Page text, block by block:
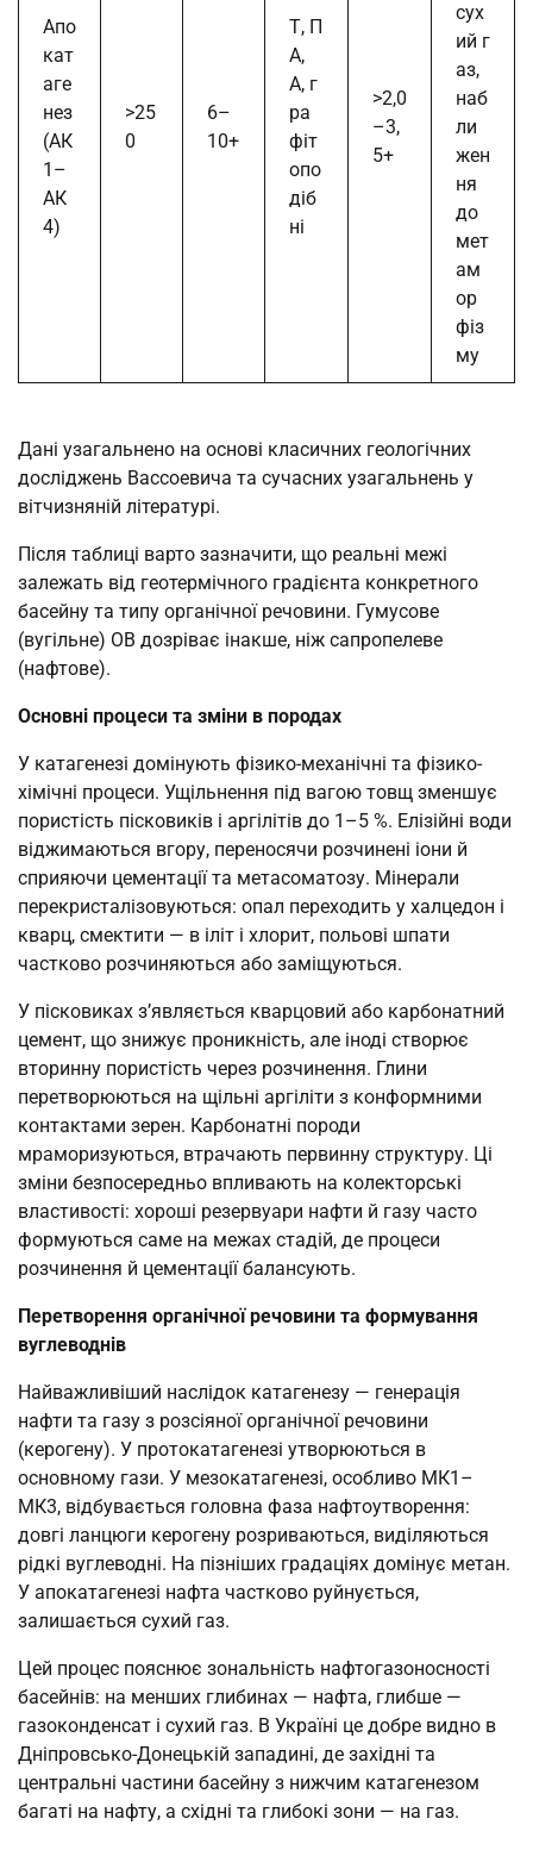
Апо
кат
аге
нез
(АК
1–
АК
4)
>25
0
6–
10+
Т, П
А,
А, г
ра
фіт
опо
діб
ні
>2,0
–3,
5+
сух
ий г
аз,
наб
ли
жен
ня
до
мет
ам
ор
фіз
му
Дані узагальнено на основі класичних геологічних
досліджень Вассоевича та сучасних узагальнень у
вітчизняній літературі.
Після таблиці варто зазначити, що реальні межі
залежать від геотермічного градієнта конкретного
басейну та типу органічної речовини. Гумусове
(вугільне) ОВ дозріває інакше, ніж сапропелеве
(нафтове).
Основні процеси та зміни в породах
У катагенезі домінують фізико-механічні та фізико-
хімічні процеси. Ущільнення під вагою товщ зменшує
пористість пісковиків і аргілітів до 1–5 %. Елізійні води
віджимаються вгору, переносячи розчинені іони й
сприяючи цементації та метасоматозу. Мінерали
перекристалізовуються: опал переходить у халцедон і
кварц, смектити — в іліт і хлорит, польові шпати
частково розчиняються або заміщуються.
У пісковиках з’являється кварцовий або карбонатний
цемент, що знижує проникність, але іноді створює
вторинну пористість через розчинення. Глини
перетворюються на щільні аргіліти з конформними
контактами зерен. Карбонатні породи
мраморизуються, втрачають первинну структуру. Ці
зміни безпосередньо впливають на колекторські
властивості: хороші резервуари нафти й газу часто
формуються саме на межах стадій, де процеси
розчинення й цементації балансують.
Перетворення органічної речовини та формування
вуглеводнів
Найважливіший наслідок катагенезу — генерація
нафти та газу з розсіяної органічної речовини
(керогену). У протокатагенезі утворюються в
основному гази. У мезокатагенезі, особливо МК1–
МК3, відбувається головна фаза нафтоутворення:
довгі ланцюги керогену розриваються, виділяються
рідкі вуглеводні. На пізніших градаціях домінує метан.
У апокатагенезі нафта частково руйнується,
залишається сухий газ.
Цей процес пояснює зональність нафтогазоносності
басейнів: на менших глибинах — нафта, глибше —
газоконденсат і сухий газ. В Україні це добре видно в
Дніпровсько-Донецькій западині, де західні та
центральні частини басейну з нижчим катагенезом
багаті на нафту, а східні та глибокі зони — на газ.